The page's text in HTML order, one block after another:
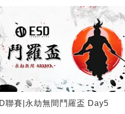
聯賽|永劫無間鬥羅盃 Day5